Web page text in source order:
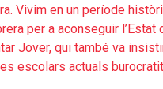
Vivim en un període
per a aconseguir
Jover, qui també va
escolars actuals